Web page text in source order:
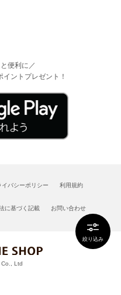
絞り込み
便利に／
ントプレゼント！
イバシーポリシー 利用規約
に基づく記載 お問い合わせ
Ltd